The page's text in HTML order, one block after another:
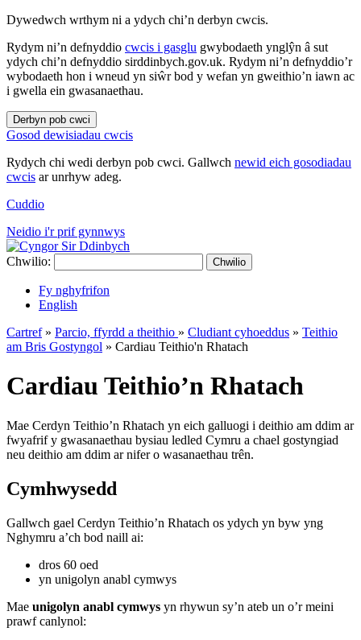
Dywedwch wrthym ni a ydych chi’n derbyn cwcis.
Rydym ni’n defnyddio cwcis i gasglu gwybodaeth ynglŷn â sut
ydych chi’n defnyddio sirddinbych.gov.uk. Rydym ni’n defnyddio’r
wybodaeth hon i wneud yn siŵr bod y wefan yn gweithio’n iawn ac
i gwella ein gwasanaethau.
Derbyn pob cwci
Gosod dewisiadau cwcis
Rydych chi wedi derbyn pob cwci. Gallwch newid eich gosodiadau
cwcis ar unrhyw adeg.
Cuddio
Neidio i'r prif gynnwys
Chwilio: Chwilio
Fy nghyfrifon
English
Cartref» Parcio, ffyrdd a theithio » Cludiant cyhoeddus » Teithio
am Bris Gostyngol » Cardiau Teithio'n Rhatach
Cardiau Teithio’n Rhatach
Mae Cerdyn Teithio’n Rhatach yn eich galluogi i deithio am ddim ar
fwyafrif y gwasanaethau bysiau ledled Cymru a chael gostyngiad
neu deithio am ddim ar nifer o wasanaethau trên.
Cymhwysedd
Gallwch gael Cerdyn Teithio’n Rhatach os ydych yn byw yng
Nghymru a’ch bod naill ai:
dros 60 oed
yn unigolyn anabl cymwys
Mae unigolyn anabl cymwys yn rhywun sy’n ateb un o’r meini
prawf canlynol: